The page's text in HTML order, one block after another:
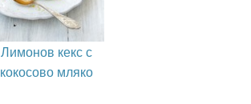
Лимонов кекс с
кокосово мляко